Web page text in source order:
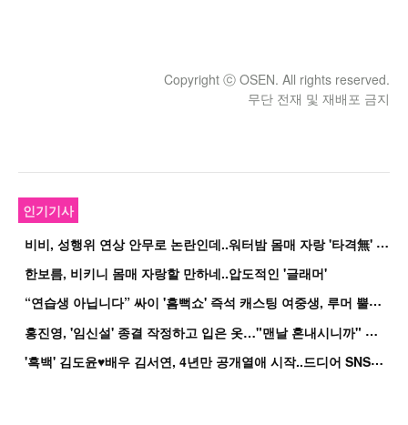
Copyright ⓒ OSEN. All rights reserved.
무단 전재 및 재배포 금지
인기기사
비
비, 성행위 연상 안무로 논란인데..워터밤 몸매 자랑 '타격無' 근황
한보름, 비키니 몸매 자랑할 만하네..압도적인 '글래머'
“
연습생 아닙니다” 싸이 '흠뻑쇼' 즉석 캐스팅 여중생, 루머 뿔났다[Oh!쎈 이...
홍
진영, '임신설' 종결 작정하고 입은 옷…"맨날 혼내시니까" 억울
'
흑백' 김도윤♥배우 김서연, 4년만 공개열애 시작..드디어 SNS에 노출 [핫피...